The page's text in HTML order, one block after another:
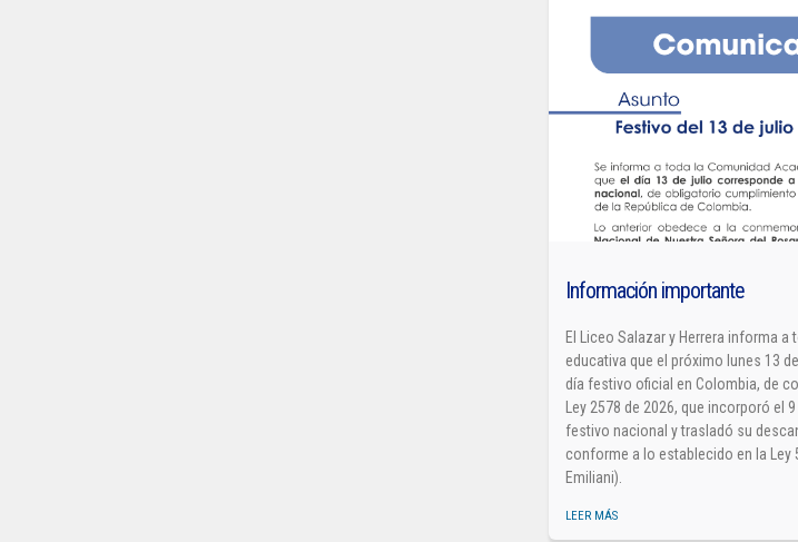
Información importante
El Liceo Salazar y Herrera informa a
educativa que el próximo lunes 13
día festivo oficial en Colombia, de
Ley 2578 de 2026, que incorporó el
festivo nacional y trasladó su
conforme a lo establecido en la Ley
Emiliani).
LEER MÁS